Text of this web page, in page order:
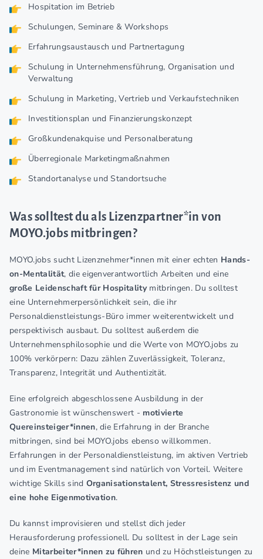
Hospitation im Betrieb
Schulungen, Seminare & Workshops
Erfahrungsaustausch und Partnertagung
Schulung in Unternehmensführung, Organisation und
Verwaltung
Schulung in Marketing, Vertrieb und Verkaufstechniken
Investitionsplan und Finanzierungskonzept
Großkundenakquise und Personalberatung
Überregionale Marketingmaßnahmen
Standortanalyse und Standortsuche
Was solltest du als Lizenzpartner*in von
MOYO.jobs mitbringen?
MOYO.jobs sucht Lizenznehmer*innen mit einer echten Hands-
on-Mentalität, die eigenverantwortlich Arbeiten und eine
große Leidenschaft für Hospitalitymitbringen. Du solltest
eine Unternehmerpersönlichkeit sein, die ihr
Personaldienstleistungs-Büro immer weiterentwickelt und
perspektivisch ausbaut. Du solltest außerdem die
Unternehmensphilosophie und die Werte von MOYO.jobs zu
100% verkörpern: Dazu zählen Zuverlässigkeit, Toleranz,
Transparenz, Integrität und Authentizität.
Eine erfolgreich abgeschlossene Ausbildung in der
Gastronomie ist wünschenswert - motivierte
Quereinsteiger*innen, die Erfahrung in der Branche
mitbringen, sind bei MOYO.jobs ebenso willkommen.
Erfahrungen in der Personaldienstleistung, im aktiven Vertrieb
und im Eventmanagement sind natürlich von Vorteil. Weitere
wichtige Skills sind Organisationstalent, Stressresistenz und
eine hohe Eigenmotivation.
Du kannst improvisieren und stellst dich jeder
Herausforderung professionell. Du solltest in der Lage sein
deine Mitarbeiter*innen zu führen und zu Höchstleistungen zu